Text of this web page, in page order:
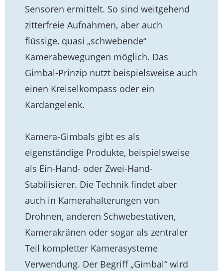
Sensoren ermittelt. So sind weitgehend
zitterfreie Aufnahmen, aber auch
flüssige, quasi „schwebende“
Kamerabewegungen möglich. Das
Gimbal-Prinzip nutzt beispielsweise auch
einen Kreiselkompass oder ein
Kardangelenk.
Kamera-Gimbals gibt es als
eigenständige Produkte, beispielsweise
als Ein-Hand- oder Zwei-Hand-
Stabilisierer. Die Technik findet aber
auch in Kamerahalterungen von
Drohnen, anderen Schwebestativen,
Kamerakränen oder sogar als zentraler
Teil kompletter Kamerasysteme
Verwendung. Der Begriff „Gimbal“ wird